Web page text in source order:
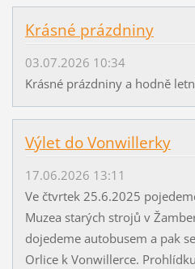
Krásné prázdniny
03.07.2026 10:34
Krásné prázdniny a hodně
Výlet do Vonwillerky
17.06.2026 13:11
Ve čtvrtek 25.6.2025
Muzea starých strojů v
dojedeme autobusem a pak
Orlice k Vonwillerce.